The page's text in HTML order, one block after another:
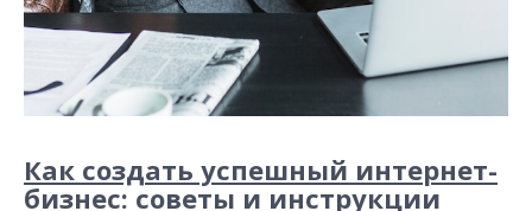
Как создать успешный интернет-
бизнес: советы и инструкции